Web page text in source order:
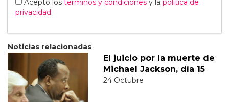
Acepto los terminos y condiciones y la política de
privacidad.
Noticias relacionadas
El juicio por la muerte de
Michael Jackson, día 15
24 Octubre